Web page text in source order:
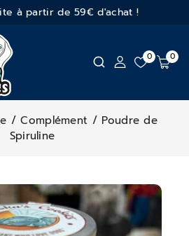
à partir de 59€ d'achat !
0 0
/ Complément / Poudre de
Spiruline